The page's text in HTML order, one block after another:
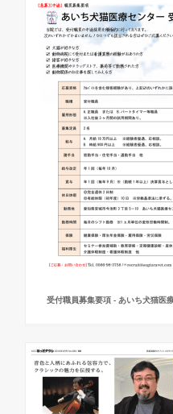
受付職員募集要項 - あいち犬猫医